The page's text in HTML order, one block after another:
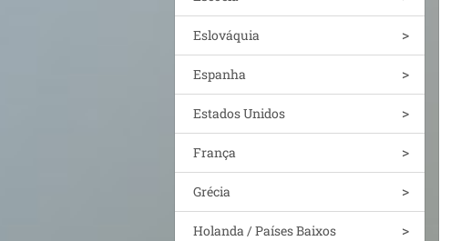
Eslováquia
Espanha
Estados Unidos
França
Grécia
Holanda / Países Baixos